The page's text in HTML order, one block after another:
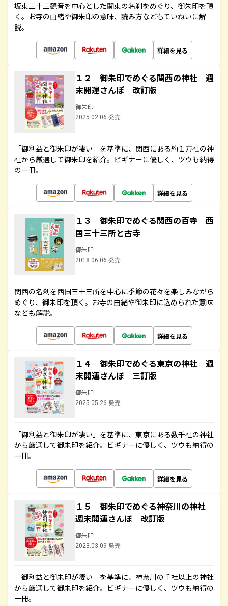
坂東三十三観音を中心とした関東の名刹をめぐり、御朱印を頂
く。お寺の由緒や御朱印の意味、読み方などもていねいに解
説。
詳細を見る
１２ 御朱印でめぐる関西の神社 週
末開運さんぽ 改訂版
御朱印
2025.02.06 発売
「御利益と御朱印が凄い」を基準に、関西にある約１万社の神
社から厳選して御朱印を紹介。ビギナーに優しく、ツウも納得
の一冊。
詳細を見る
１３ 御朱印でめぐる関西の百寺 西
国三十三所と古寺
御朱印
2018.06.06 発売
関西の名刹を西国三十三所を中心に季節の花々を楽しみながら
めぐり、御朱印を頂く。お寺の由緒や御朱印に込められた意味
なども解説。
詳細を見る
１４ 御朱印でめぐる東京の神社 週
末開運さんぽ 三訂版
御朱印
2025.05.26 発売
「御利益と御朱印が凄い」を基準に、東京にある数千社の神社
から厳選して御朱印を紹介。ビギナーに優しく、ツウも納得の
一冊。
詳細を見る
１５ 御朱印でめぐる神奈川の神社
週末開運さんぽ 改訂版
御朱印
2023.03.09 発売
「御利益と御朱印が凄い」を基準に、神奈川の千社以上の神社
から厳選して御朱印を紹介。ビギナーに優しく、ツウも納得の
一冊。